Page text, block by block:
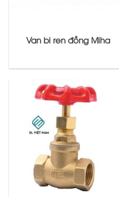
Van bi ren đồng Miha